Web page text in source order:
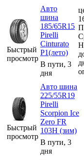
Быстрый
просмотр
Авто
шина
185/65R15
Pirelli
Cinturato
P1(лето)
В пути, 3
дня
Быстрый
просмотр
Авто шина
225/55R19
Pirelli
Scorpion Ice
Zero FR
103H (зим)
В пути, 3
дня